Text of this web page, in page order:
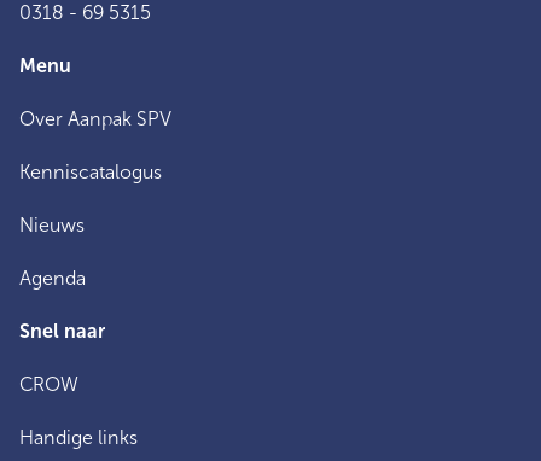
0318 - 69 5315
Menu
Over Aanpak SPV
Kenniscatalogus
Nieuws
Agenda
Snel naar
CROW
Handige links